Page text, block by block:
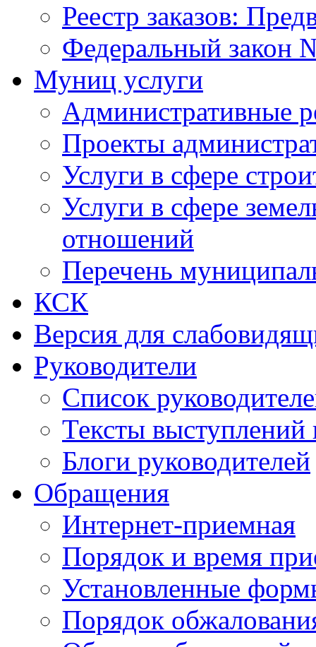
Реестр заказов:
Федеральный закон
Муниц услуги
Административные
Проекты
Услуги в сфере
Услуги в сфере
отношений
Перечень
КСК
Версия для
Руководители
Список
Тексты выступлений
Блоги руководителей
Обращения
Интернет-приемная
Порядок и время
Установленные
Порядок